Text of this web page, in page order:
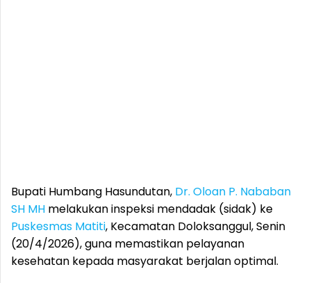
Bupati Humbang Hasundutan, Dr. Oloan P. Nababan
SH MH melakukan inspeksi mendadak (sidak) ke
Puskesmas Matiti, Kecamatan Doloksanggul, Senin
(20/4/2026), guna memastikan pelayanan
kesehatan kepada masyarakat berjalan optimal.